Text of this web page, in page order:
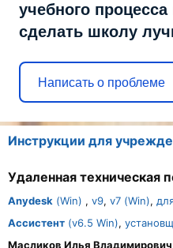
учебного процесса
сделать школу
Написать о проблеме
Инструкции для
Удаленная техническая
Anydesk (Win) , v9, v7 (Win),
Ассистент (v6.5 Win),
Масликов Илья Владимирович